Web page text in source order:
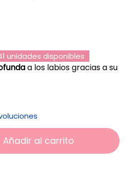
unidades disponibles
a los labios gracias a su
Añadir al carrito